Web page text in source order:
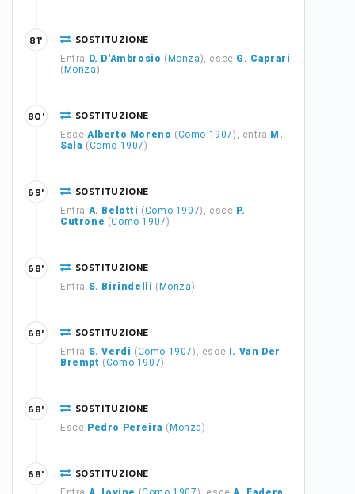
SOSTITUZIONE
Entra D. D'Ambrosio ( Monza), esce G. Caprari
( Monza)
81'
SOSTITUZIONE
Esce Alberto Moreno (Como 1907), entra M.
Sala (Como 1907)
80'
SOSTITUZIONE
Entra A. Belotti (Como 1907), esce P.
Cutrone (Como 1907)
69'
SOSTITUZIONE
Entra S. Birindelli ( Monza)
68'
SOSTITUZIONE
Entra S. Verdi (Como 1907), esce
I. Van Der
Brempt (Como 1907)
68'
SOSTITUZIONE
Esce Pedro Pereira ( Monza)
68'
SOSTITUZIONE
68'